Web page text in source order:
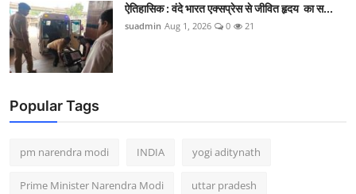
ऐतिहासिक : वंदे भारत एक्सप्रेस से जीवित हृदय का स...
suadmin Aug 1, 2026 0 21
Popular Tags
pm narendra modi INDIA yogi aditynath
Prime Minister Narendra Modi uttar pradesh